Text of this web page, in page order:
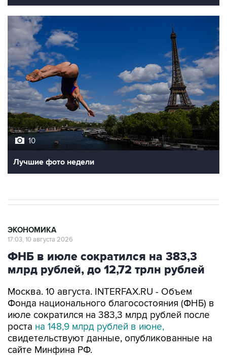
10
Лучшие фото недели
ЭКОНОМИКА
17:03, 10 августа 2026
ФНБ в июле сократился на 383,3
млрд рублей, до 12,72 трлн рублей
Москва. 10 августа. INTERFAX.RU - Объем
Фонда национального благосостояния (ФНБ) в
июле сократился на 383,3 млрд рублей после
роста на 148,9 млрд рублей в июне,
свидетельствуют данные, опубликованные на
сайте Минфина РФ.